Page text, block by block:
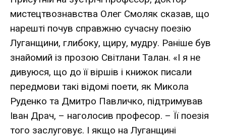
мистецтвознавства Олег Смоляк сказав, що
нарешті почув справжню сучасну поезію
Луганщини, глибоку, щиру, мудру. Раніше був
знайомий із прозою Світлани Талан. «І я не
дивуюся, що до її віршів і книжок писали
передмови такі відомі поети, як Микола
Руденко та Дмитро Павличко, підтримував
Іван Драч, – наголосив професор. – Її поезія
того заслуговує. І якщо на Луганщині